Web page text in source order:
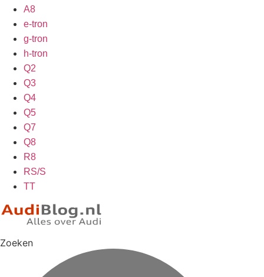
A8
e-tron
g-tron
h-tron
Q2
Q3
Q4
Q5
Q7
Q8
R8
RS/S
TT
Zoeken